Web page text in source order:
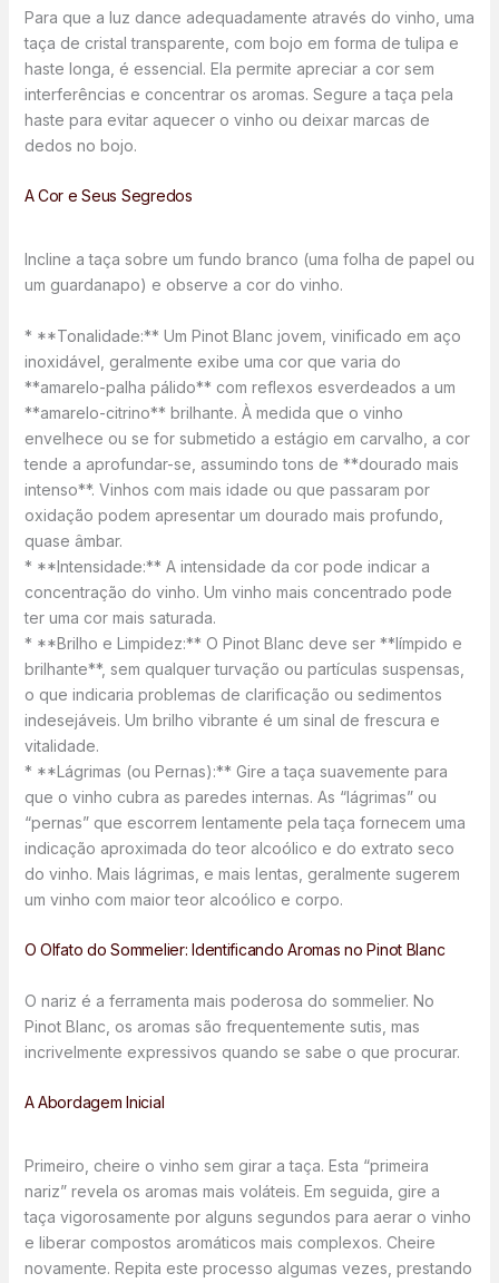
Para que a luz dance adequadamente através do vinho, uma
taça de cristal transparente, com bojo em forma de tulipa e
haste longa, é essencial. Ela permite apreciar a cor sem
interferências e concentrar os aromas. Segure a taça pela
haste para evitar aquecer o vinho ou deixar marcas de
dedos no bojo.
A Cor e Seus Segredos
Incline a taça sobre um fundo branco (uma folha de papel ou
um guardanapo) e observe a cor do vinho.
* **Tonalidade:** Um Pinot Blanc jovem, vinificado em aço
inoxidável, geralmente exibe uma cor que varia do
**amarelo-palha pálido** com reflexos esverdeados a um
**amarelo-citrino** brilhante. À medida que o vinho
envelhece ou se for submetido a estágio em carvalho, a cor
tende a aprofundar-se, assumindo tons de **dourado mais
intenso**. Vinhos com mais idade ou que passaram por
oxidação podem apresentar um dourado mais profundo,
quase âmbar.
* **Intensidade:** A intensidade da cor pode indicar a
concentração do vinho. Um vinho mais concentrado pode
ter uma cor mais saturada.
* **Brilho e Limpidez:** O Pinot Blanc deve ser **límpido e
brilhante**, sem qualquer turvação ou partículas suspensas,
o que indicaria problemas de clarificação ou sedimentos
indesejáveis. Um brilho vibrante é um sinal de frescura e
vitalidade.
* **Lágrimas (ou Pernas):** Gire a taça suavemente para
que o vinho cubra as paredes internas. As “lágrimas” ou
“pernas” que escorrem lentamente pela taça fornecem uma
indicação aproximada do teor alcoólico e do extrato seco
do vinho. Mais lágrimas, e mais lentas, geralmente sugerem
um vinho com maior teor alcoólico e corpo.
O Olfato do Sommelier: Identificando Aromas no Pinot Blanc
O nariz é a ferramenta mais poderosa do sommelier. No
Pinot Blanc, os aromas são frequentemente sutis, mas
incrivelmente expressivos quando se sabe o que procurar.
A Abordagem Inicial
Primeiro, cheire o vinho sem girar a taça. Esta “primeira
nariz” revela os aromas mais voláteis. Em seguida, gire a
taça vigorosamente por alguns segundos para aerar o vinho
e liberar compostos aromáticos mais complexos. Cheire
novamente. Repita este processo algumas vezes, prestando